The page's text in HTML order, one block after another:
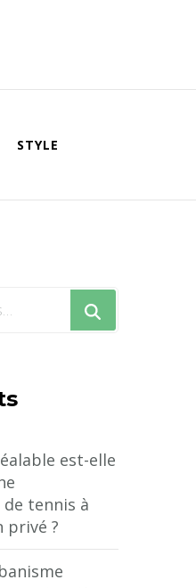
STYLE
est-elle
tennis à
privé ?